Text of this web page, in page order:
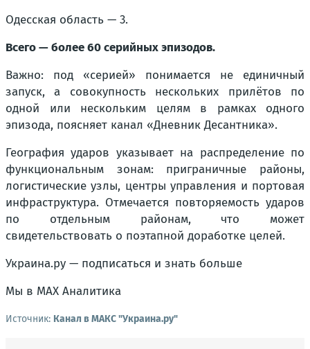
Одесская область — 3.
Всего — более 60 серийных эпизодов.
Важно: под «серией» понимается не единичный
запуск, а совокупность нескольких прилётов по
одной или нескольким целям в рамках одного
эпизода, поясняет канал «Дневник Десантника».
География ударов указывает на распределение по
функциональным зонам: приграничные районы,
логистические узлы, центры управления и портовая
инфраструктура. Отмечается повторяемость ударов
по отдельным районам, что может
свидетельствовать о поэтапной доработке целей.
Украина.ру — подписаться и знать больше
Мы в MAX Аналитика
Источник: Канал в МАКС "Украина.ру"